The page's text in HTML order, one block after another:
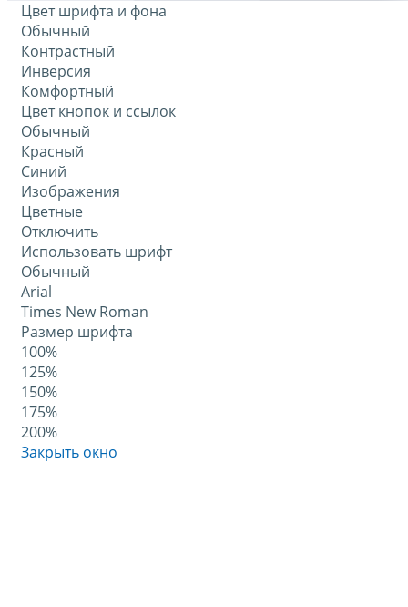
Цвет шрифта и фона
Обычный
Контрастный
Инверсия
Комфортный
Цвет кнопок и ссылок
Обычный
Красный
Синий
Изображения
Цветные
Отключить
Использовать шрифт
Обычный
Arial
Times New Roman
Размер шрифта
100%
125%
150%
175%
200%
Закрыть окно